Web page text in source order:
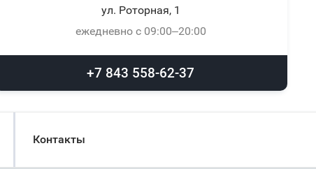
ул. Роторная, 1
ежедневно с 09:00–20:00
+7 843 558-62-37
Контакты